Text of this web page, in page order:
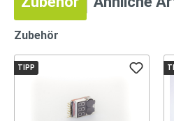
Zubehör
TIPP